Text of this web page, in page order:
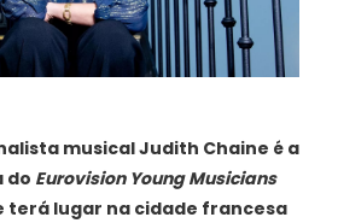
musical Judith Chaine é a
do Eurovision Young Musicians
terá lugar na cidade francesa